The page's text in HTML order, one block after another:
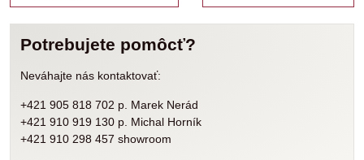
Potrebujete pomôcť?
Neváhajte nás kontaktovať:
+421 905 818 702 p. Marek Nerád
+421 910 919 130 p. Michal Horník
+421 910 298 457 showroom